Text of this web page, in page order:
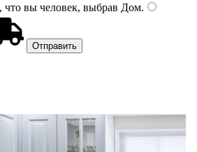
вы человек, выбрав Дом.